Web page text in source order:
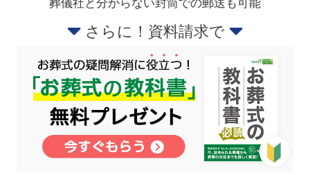
葬儀社と分からない封筒での郵送も可能
さらに！資料請求で